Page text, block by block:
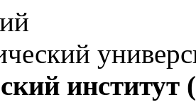
институт